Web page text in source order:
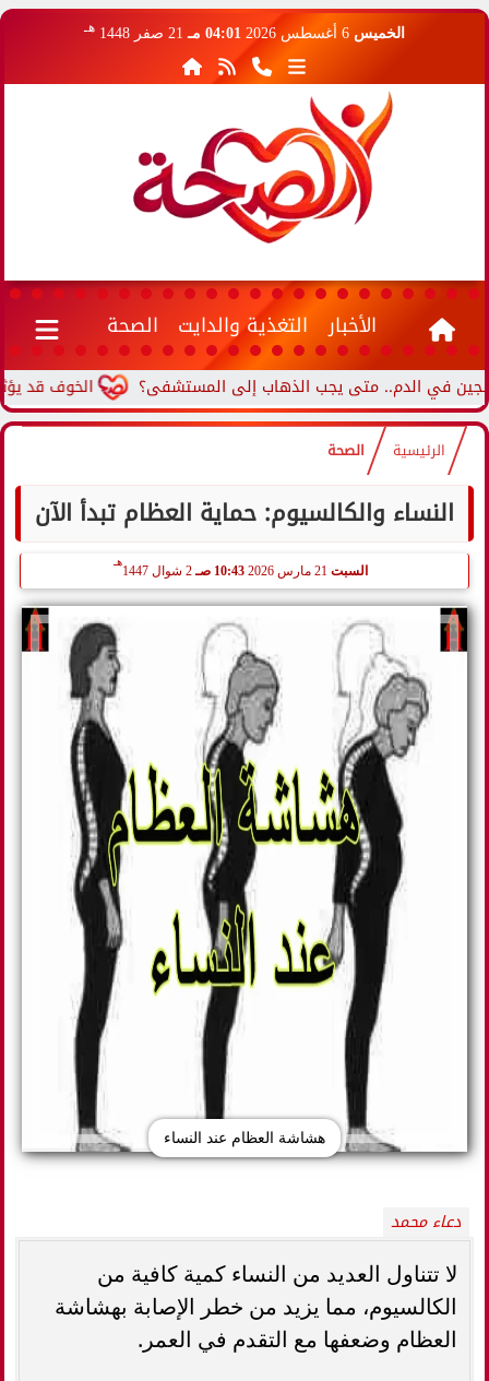
الخميس 04:01 مـ 21 صفر 1448 هـ
الأخبار التغذية والدايت الصحة
الخوف قد يؤثر
الرئيسية الصحة
النساء والكالسيوم: حماية العظام تبدأ الآن
السبت 10:43 صـ 2 شوال 1447
هـ
هشاشة العظام عند النساء
دعاء محمد
لا تتناول العديد من النساء كمية كافية من
الكالسيوم، مما يزيد من خطر الإصابة بهشاشة
العظام وضعفها مع التقدم في العمر.